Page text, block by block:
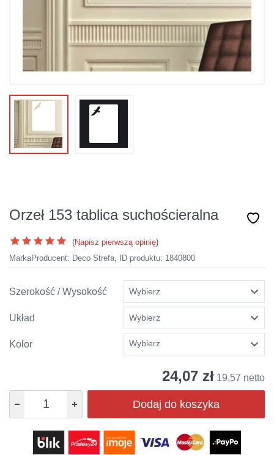
Orzeł 153 tablica suchościeralna
(Napisz pierwszą opinię)
MarkaProducent: Deco Strefa, ID produktu: 1840800
Szerokość / Wysokość
Układ
Kolor Wybierz
24,07 zł 19,57 netto
Dodaj do koszyka